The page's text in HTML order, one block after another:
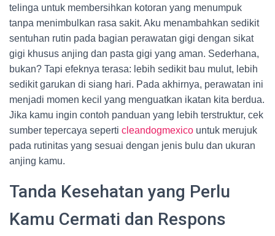
telinga untuk membersihkan kotoran yang menumpuk
tanpa menimbulkan rasa sakit. Aku menambahkan sedikit
sentuhan rutin pada bagian perawatan gigi dengan sikat
gigi khusus anjing dan pasta gigi yang aman. Sederhana,
bukan? Tapi efeknya terasa: lebih sedikit bau mulut, lebih
sedikit garukan di siang hari. Pada akhirnya, perawatan ini
menjadi momen kecil yang menguatkan ikatan kita berdua.
Jika kamu ingin contoh panduan yang lebih terstruktur, cek
sumber tepercaya seperti cleandogmexico untuk merujuk
pada rutinitas yang sesuai dengan jenis bulu dan ukuran
anjing kamu.
Tanda Kesehatan yang Perlu
Kamu Cermati dan Respons